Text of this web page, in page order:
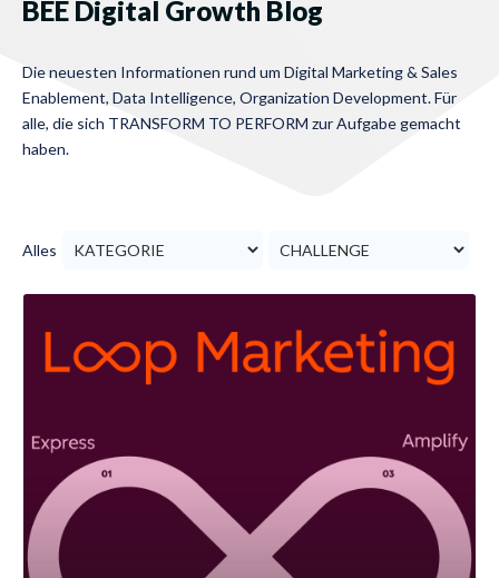
BEE Digital Growth Blog
Die neuesten Informationen rund um Digital Marketing & Sales
Enablement, Data Intelligence, Organization Development. Für
alle, die sich TRANSFORM TO PERFORM zur Aufgabe gemacht
haben.
Alles